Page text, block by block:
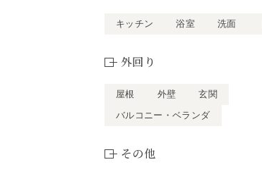
キッチン 浴室 洗面
外回り
屋根 外壁
玄関
バルコニー・ベランダ
その他